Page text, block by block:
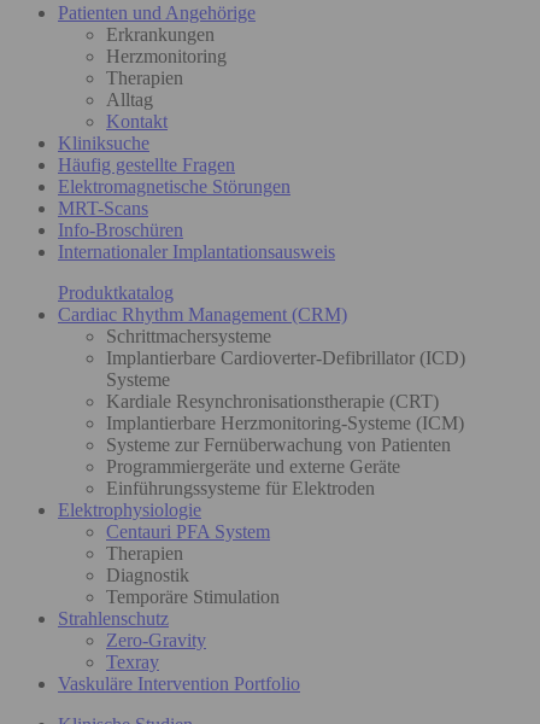
Patienten und Angehörige
Erkrankungen
Herzmonitoring
Therapien
Alltag
Kontakt
Kliniksuche
Häufig gestellte Fragen
Elektromagnetische Störungen
MRT-Scans
Info-Broschüren
Internationaler Implantationsausweis
Produktkatalog
Cardiac Rhythm Management (CRM)
Schrittmachersysteme
Implantierbare Cardioverter-Defibrillator (ICD)
Systeme
Kardiale Resynchronisationstherapie (CRT)
Implantierbare Herzmonitoring-Systeme (ICM)
Systeme zur Fernüberwachung von Patienten
Programmiergeräte und externe Geräte
Einführungssysteme für Elektroden
Elektrophysiologie
Centauri PFA System
Therapien
Diagnostik
Temporäre Stimulation
Strahlenschutz
Zero-Gravity
Texray
Vaskuläre Intervention Portfolio